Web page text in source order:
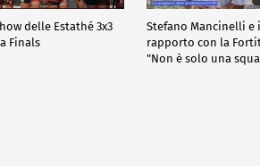
delle Estathé 3x3
Finals
Stefano Mancinelli e
rapporto con la
"Non è solo una